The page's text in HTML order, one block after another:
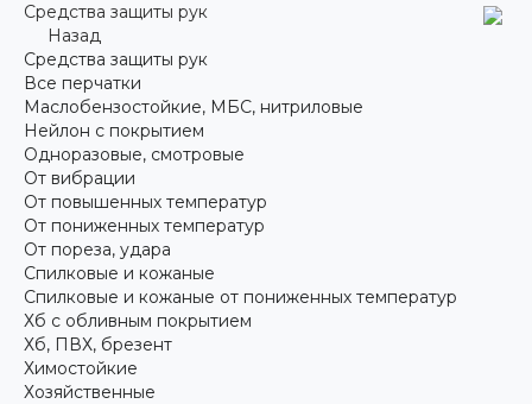
Средства защиты рук
Назад
Средства защиты рук
Все перчатки
Маслобензостойкие, МБС, нитриловые
Нейлон с покрытием
Одноразовые, смотровые
От вибрации
От повышенных температур
От пониженных температур
От пореза, удара
Спилковые и кожаные
Спилковые и кожаные от пониженных температур
Хб с обливным покрытием
Хб, ПВХ, брезент
Химостойкие
Хозяйственные